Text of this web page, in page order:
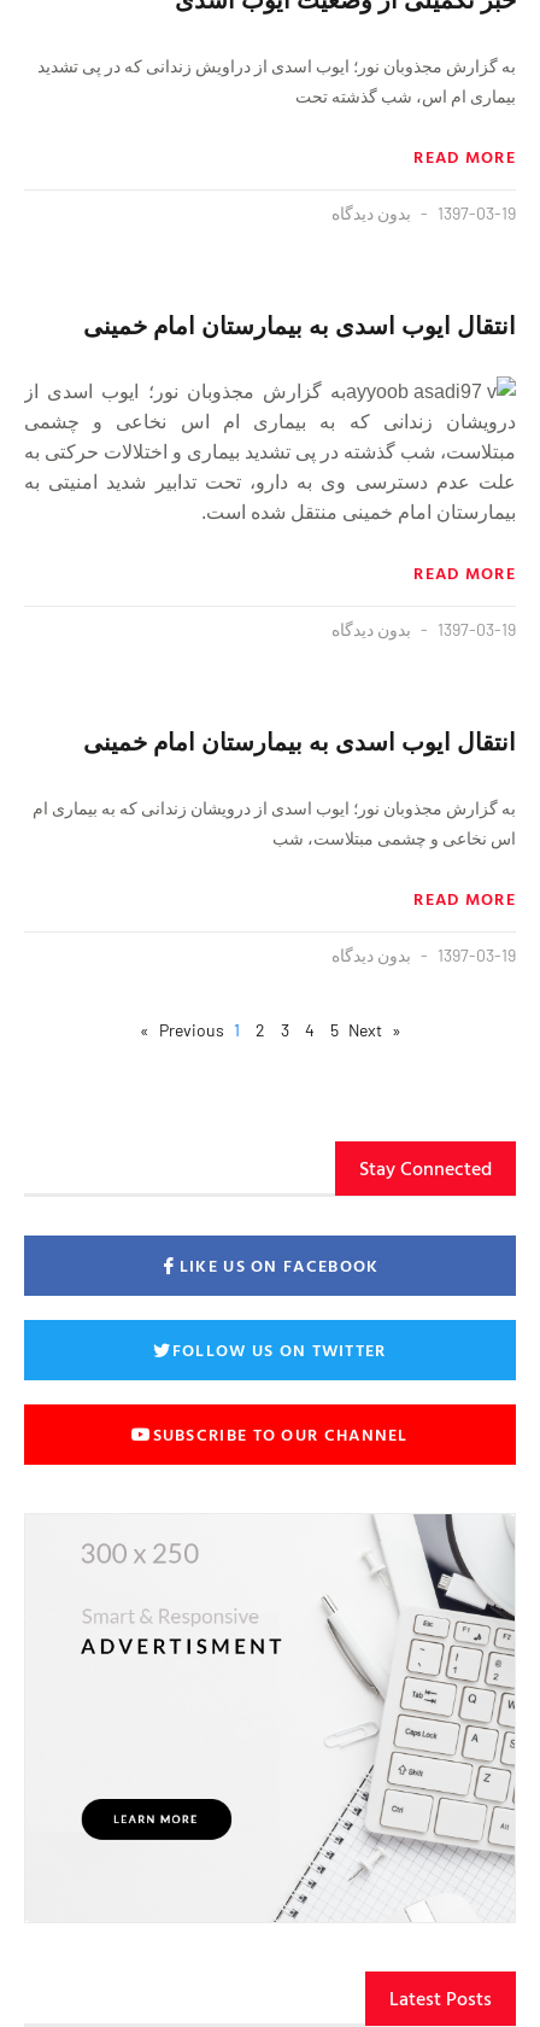
به گزارش مجذوبان نور؛ ایوب اسدی از دراویش زندانی که در پی تشدید
بیماری ام اس، شب گذشته تحت
READ MORE
1397-03-19 بدون دیدگاه
انتقال ایوب اسدی به بیمارستان امام خمینی
به گزارش مجذوبان نور؛ ایوب اسدی از
درویشان زندانی که به بیماری ام اس نخاعی و چشمی
مبتلاست، شب گذشته در پی تشدید بیماری و اختلالات حرکتی به
علت عدم دسترسی وی به دارو، تحت تدابیر شدید امنیتی به
بیمارستان امام خمینی منتقل شده است.
READ MORE
1397-03-19 بدون دیدگاه
انتقال ایوب اسدی به بیمارستان امام خمینی
به گزارش مجذوبان نور؛ ایوب اسدی از درویشان زندانی که به بیماری ام
اس نخاعی و چشمی مبتلاست، شب
READ MORE
1397-03-19 بدون دیدگاه
« Previous
1 2 3 4 5 Next »
Stay Connected
LIKE US ON FACEBOOK
FOLLOW US ON TWITTER
SUBSCRIBE TO OUR CHANNEL
Latest Posts